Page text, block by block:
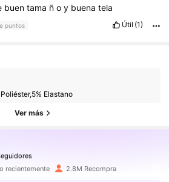
buen tama ñ o y buena tela
puntos Útil (1)
Elastano
Ver más
Hace 10 horas
recientemente 2.8M Recompra